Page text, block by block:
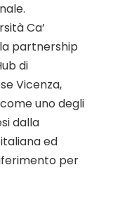
Ca’
partnership
di
Vicenza,
uno degli
dalla
ed
per